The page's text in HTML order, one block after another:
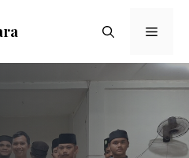
Menu